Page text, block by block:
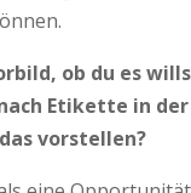
ob du es
Etikette in
vorstellen?